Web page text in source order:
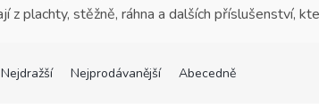
z plachty, stěžně, ráhna a dalších příslušenství,
Nejdražší Nejprodávanější Abecedně